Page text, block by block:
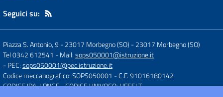
Seguici su:
Piazza S. Antonio, 9 - 23017 Morbegno (SO) -23017 Morbegno (SO)
Tel 0342 612541 - Mail:sops050001@istruzione.it
- PEC:sops050001@pec.istruzione.it
Codice meccanografico: SOPS050001 - C.F. 91016180142
CODICE IPA: LPNGF- CODICE UNIVOCO: UFSSLT